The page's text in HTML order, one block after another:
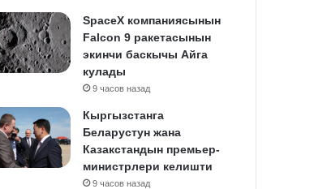
SpaceX компаниясынын
Falcon 9 ракетасынын
экинчи баскычы Айга
кулады
9 часов назад
Кыргызстанга
Беларустун жана
Казакстандын премьер-
министрлери келишти
9 часов назад